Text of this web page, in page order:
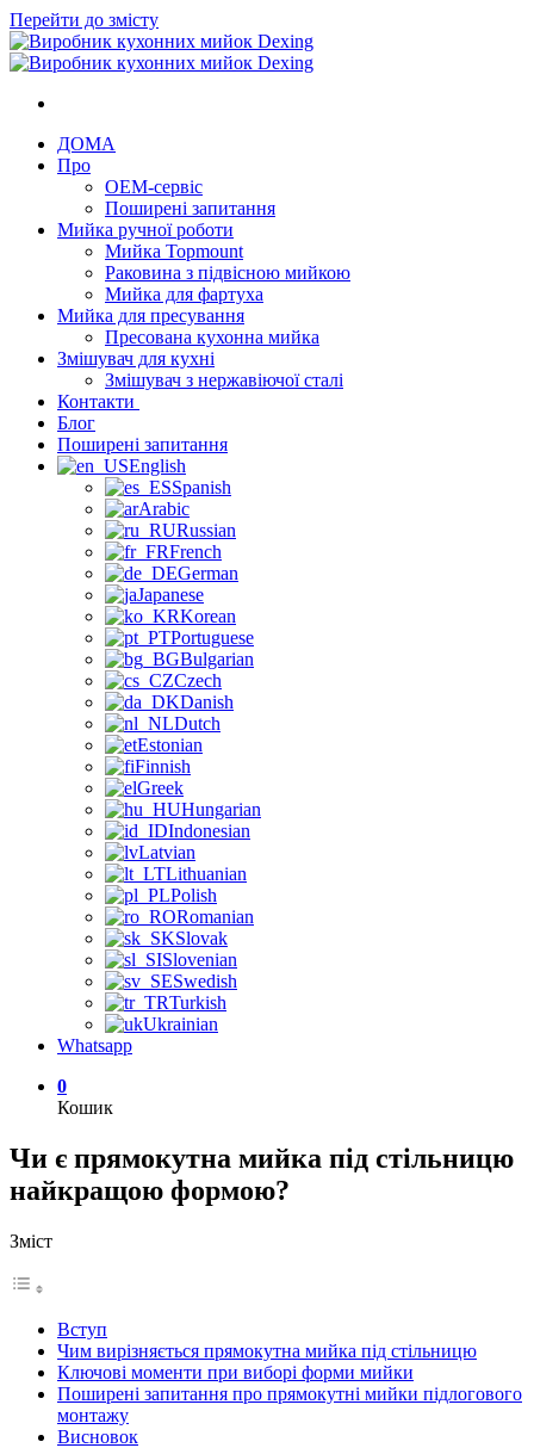
Перейти до змісту
ДОМА
Про
OEM-сервіс
Поширені запитання
Мийка ручної роботи
Мийка Topmount
Раковина з підвісною мийкою
Мийка для фартуха
Мийка для пресування
Пресована кухонна мийка
Змішувач для кухні
Змішувач з нержавіючої сталі
Контакти
Блог
Поширені запитання
English
Spanish
Arabic
Russian
French
German
Japanese
Korean
Portuguese
Bulgarian
Czech
Danish
Dutch
Estonian
Finnish
Greek
Hungarian
Indonesian
Latvian
Lithuanian
Polish
Romanian
Slovak
Slovenian
Swedish
Turkish
Ukrainian
Whatsapp
0
Кошик
Чи є прямокутна мийка під стільницю
найкращою формою?
Зміст
Вступ
Чим вирізняється прямокутна мийка під стільницю
Ключові моменти при виборі форми мийки
Поширені запитання про прямокутні мийки підлогового
монтажу
Висновок